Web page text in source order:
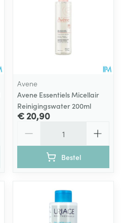
Avene
Avene Essentiels Micellair
Reinigingswater 200ml
€ 20,90
Bestel